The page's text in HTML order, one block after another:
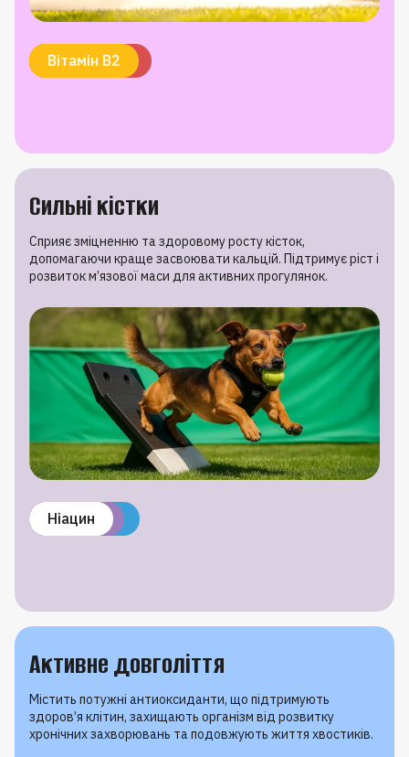
Вітамін E
Олія лосося
Біотин
Цинк
Вітамін B2
Сильні кістки
Сприяє зміцненню та здоровому росту кісток,
допомагаючи краще засвоювати кальцій. Підтримує ріст і
розвиток м’язової маси для активних прогулянок.
Кальцій
Фосфор
Вітамін D3
Протеїн
Ніацин
Активне довголіття
Містить потужні антиоксиданти, що підтримують
здоров’я клітин, захищають організм від розвитку
хронічних захворювань та подовжують життя хвостиків.